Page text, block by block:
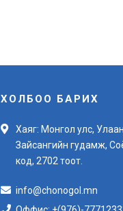
ХОЛБОО БАРИХ
Хаяг: Монгол улс,
Зайсангийн гудамж,
код, 2702 тоот.
info@chonogol.mn